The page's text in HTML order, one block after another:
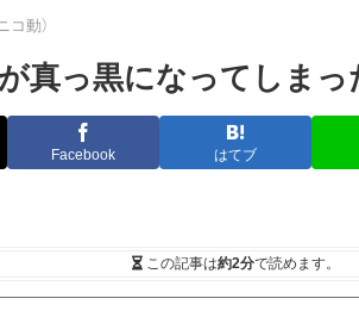
コ動）
真っ黒になってしまっ
Facebook はてブ
この記事は約2分で読めます。